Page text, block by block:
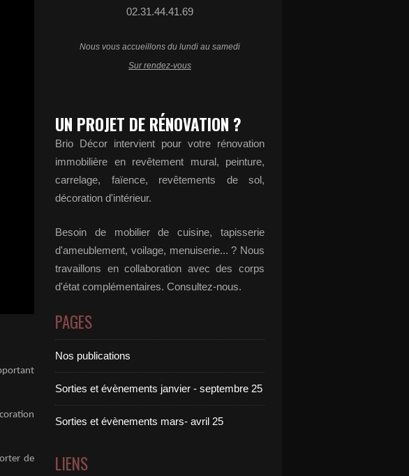
de
02.31.44.41.69
Nous vous accueillons du lundi au samedi
Sur rendez-vous
UN PROJET DE RÉNOVATION ?
Brio Décor intervient pour votre rénovation
immobilière en revêtement mural, peinture,
carrelage, faïence, revêtements de sol,
décoration d'intérieur.
Besoin de mobilier de cuisine, tapisserie
d'ameublement, voilage, menuiserie... ? Nous
travaillons en collaboration avec des corps
d'état complémentaires. Consultez-nous.
PAGES
Nos publications
Sorties et évènements janvier - septembre 25
Sorties et évènements mars- avril 25
LIENS